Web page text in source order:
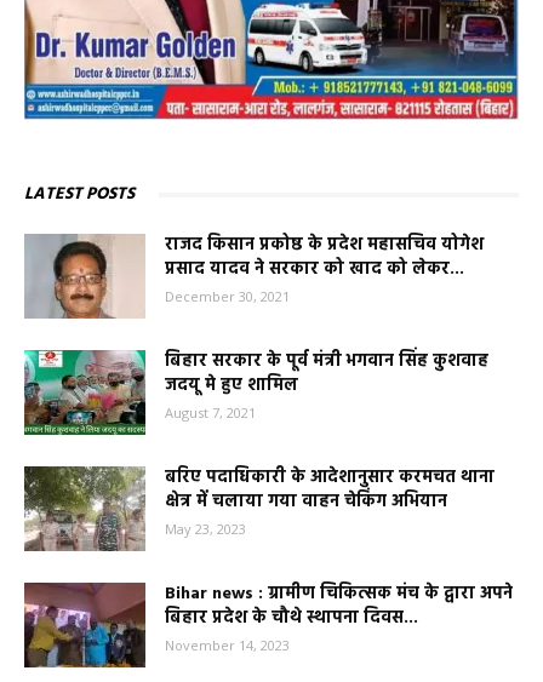
LATEST POSTS
राजद किसान प्रकोष्ठ के प्रदेश महासचिव योगेश
प्रसाद यादव ने सरकार को खाद को लेकर...
December 30, 2021
बिहार सरकार के पूर्व मंत्री भगवान सिंह कुशवाह
जदयू मे हुए शामिल
August 7, 2021
बरिए पदाधिकारी के आदेशानुसार करमचत थाना
क्षेत्र में चलाया गया वाहन चेकिंग अभियान
May 23, 2023
Bihar news : ग्रामीण चिकित्सक मंच के द्वारा अपने
बिहार प्रदेश के चौथे स्थापना दिवस...
November 14, 2023